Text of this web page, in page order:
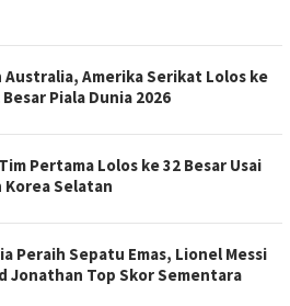
Australia, Amerika Serikat Lolos ke
Besar Piala Dunia 2026
Pertama Lolos ke 32 Besar Usai
Korea Selatan
Peraih Sepatu Emas, Lionel Messi
Jonathan Top Skor Sementara